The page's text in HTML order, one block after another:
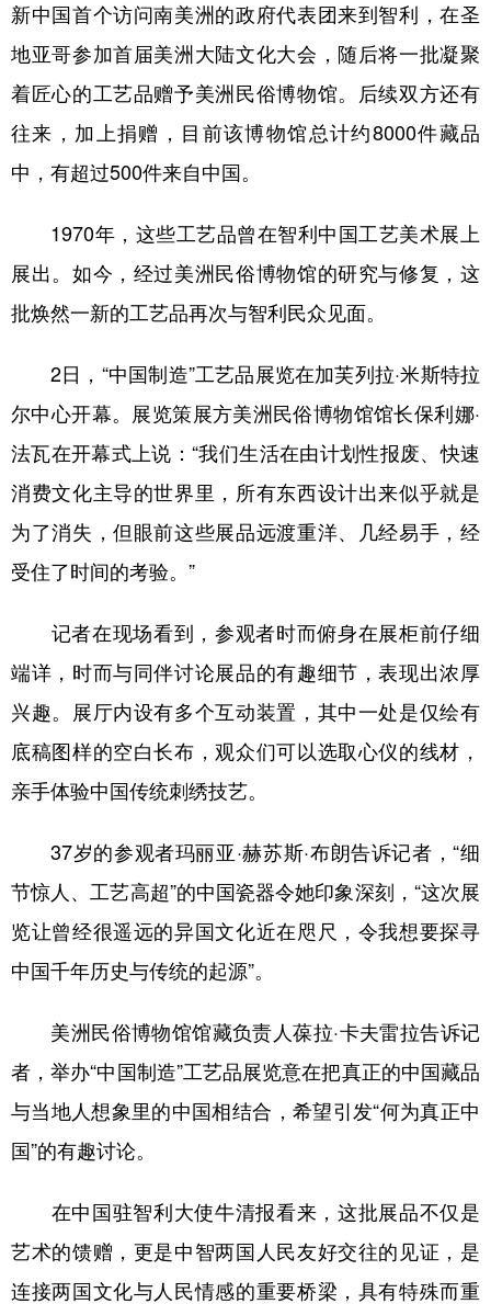
公益 一带一路 亚太网 上市公司
文化产业
地方频道
北京 天津
辽宁 吉林 上海 江苏
浙江 安徽 福建 江西
山东 河南 湖北
广东 广西 海南 重庆
四川 贵州 云南 西藏
陕西 甘肃 青海 宁夏
English Español Français عربى
Русский язык 日本語 한국어
新中国首个访问南美洲的政府代表团来到智利，在圣
地亚哥参加首届美洲大陆文化大会，随后将一批凝聚
着匠心的工艺品赠予美洲民俗博物馆。后续双方还有
往来，加上捐赠，目前该博物馆总计约8000件藏品
中，有超过500件来自中国。
1970年，这些工艺品曾在智利中国工艺美术展上
展出。如今，经过美洲民俗博物馆的研究与修复，这
批焕然一新的工艺品再次与智利民众见面。
2日，“中国制造”工艺品展览在加芙列拉·米斯特拉
尔中心开幕。展览策展方美洲民俗博物馆馆长保利娜·
法瓦在开幕式上说：“我们生活在由计划性报废、快速
消费文化主导的世界里，所有东西设计出来似乎就是
为了消失，但眼前这些展品远渡重洋、几经易手，经
受住了时间的考验。”
记者在现场看到，参观者时而俯身在展柜前仔细
端详，时而与同伴讨论展品的有趣细节，表现出浓厚
兴趣。展厅内设有多个互动装置，其中一处是仅绘有
底稿图样的空白长布，观众们可以选取心仪的线材，
亲手体验中国传统刺绣技艺。
37岁的参观者玛丽亚·赫苏斯·布朗告诉记者，“细
节惊人、工艺高超”的中国瓷器令她印象深刻，“这次展
览让曾经很遥远的异国文化近在咫尺，令我想要探寻
中国千年历史与传统的起源”。
美洲民俗博物馆馆藏负责人葆拉·卡夫雷拉告诉记
者，举办“中国制造”工艺品展览意在把真正的中国藏品
与当地人想象里的中国相结合，希望引发“何为真正中
国”的有趣讨论。
在中国驻智利大使牛清报看来，这批展品不仅是
艺术的馈赠，更是中智两国人民友好交往的见证，是
连接两国文化与人民情感的重要桥梁，具有特殊而重